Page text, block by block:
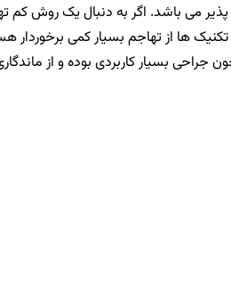
می باشد. اگر به دنبال یک روش کم
ها از تهاجم بسیار کمی برخوردار
جراحی بسیار کاربردی بوده و از